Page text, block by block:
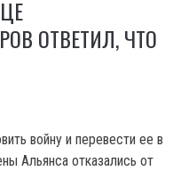
ОТВЕТИЛ, ЧТО
войну и перевести ее в
Альянса отказались от